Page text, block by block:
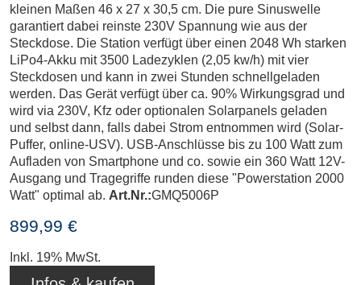
kleinen Maßen 46 x 27 x 30,5 cm. Die pure Sinuswelle
garantiert dabei reinste 230V Spannung wie aus der
Steckdose. Die Station verfügt über einen 2048 Wh starken
LiPo4-Akku mit 3500 Ladezyklen (2,05 kw/h) mit vier
Steckdosen und kann in zwei Stunden schnellgeladen
werden. Das Gerät verfügt über ca. 90% Wirkungsgrad und
wird via 230V, Kfz oder optionalen Solarpanels geladen
und selbst dann, falls dabei Strom entnommen wird (Solar-
Puffer, online-USV). USB-Anschlüsse bis zu 100 Watt zum
Aufladen von Smartphone und co. sowie ein 360 Watt 12V-
Ausgang und Tragegriffe runden diese "Powerstation 2000
Watt" optimal ab. Art.Nr.:GMQ5006P
899,99 €
Inkl. 19% MwSt.